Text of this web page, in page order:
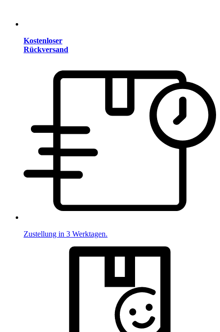
Kostenloser
Rückversand
Zustellung in 3 Werktagen.